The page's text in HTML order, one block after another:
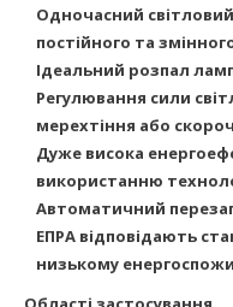
Одночасний
постійного та
Ідеальний розпал
Регулювання сили
мерехтіння або
Дуже висока
використанню
Автоматичний
ЕПРА відповідають
низькому